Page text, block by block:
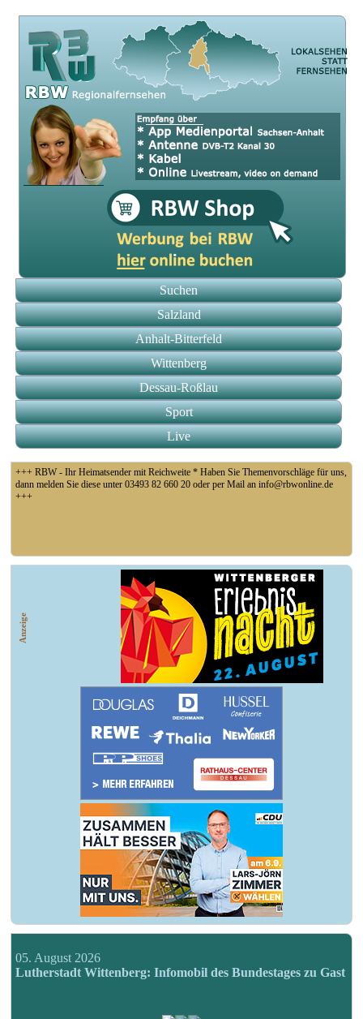
Suchen
Salzland
Anhalt-Bitterfeld
Wittenberg
Dessau-Roßlau
Sport
Live
+++ RBW - Ihr Heimatsender mit Reichweite * Haben Sie Themenvorschläge für uns,
dann melden Sie diese unter 03493 82 660 20 oder per Mail an info@rbwonline.de
+++
+++ Fußball Oberliga Süd 1. Spieltag: SG Union Sandersdorf - VfB 1921 Krieschow,
05. August 2026
Lutherstadt Wittenberg: Infomobil des Bundestages zu Gast
Anzeige